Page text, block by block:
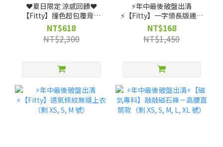
❤️夏日限定 涼感回饋❤️
【Fitty】撞色超包覆背扣
式運動內衣（剩 XS, S, M, L
號）
NT$618
NT$2,300
⚡️年中最後破盤出清
⚡️【Fitty】一字領長版運動
上衣（剩 XS, S, M 號）
NT$168
NT$1,450